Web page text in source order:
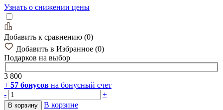
Узнать о снижении цены
Добавить к сравнению (0)
Добавить в Избранное (0)
Подарков на выбор
3 800
+ 57 бонусов на бонусный счет
-
+
В корзину
В корзине